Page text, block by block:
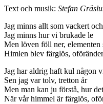
Text och musik: Stefan
Jag minns allt som vackert
Jag minns hur vi brukade le
Men löven föll ner, elementen
Himlen blev färglös,
Jag har aldrig haft kul någon
Sen jag var tolv, tretton år
Men man kan ju förstå, hur
När vår himmel är färglös,